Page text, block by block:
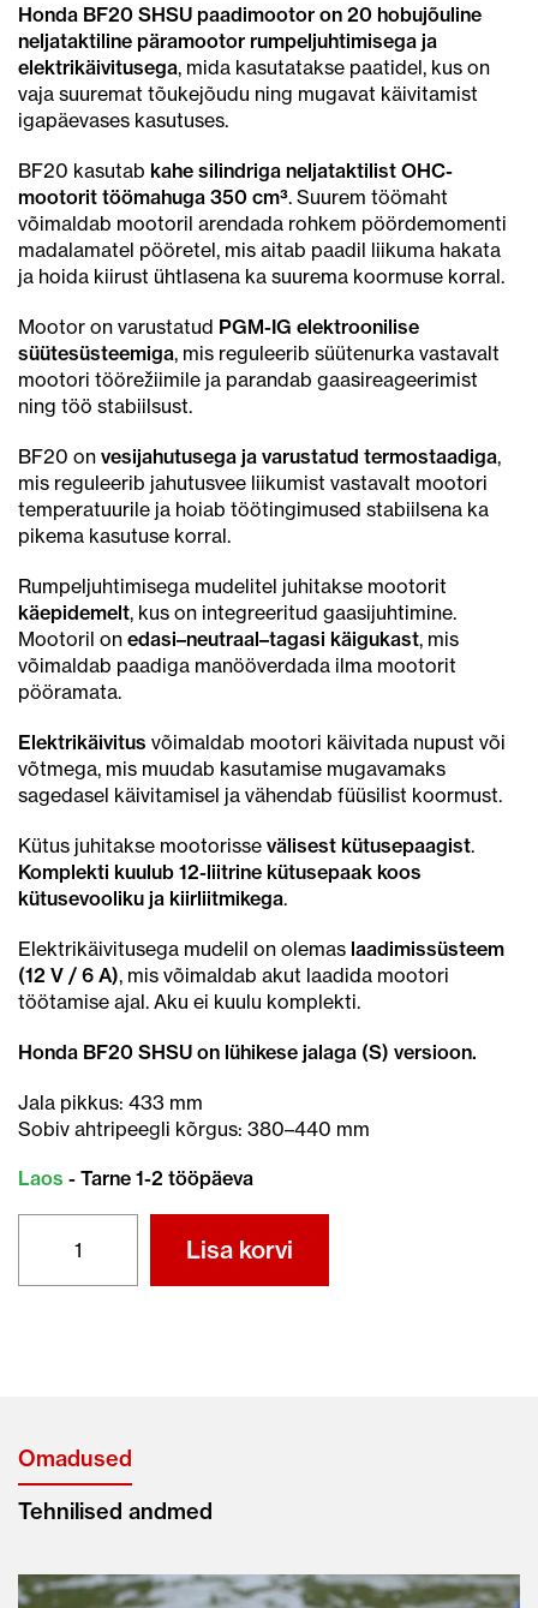
Honda BF20 SHSU paadimootor on 20 hobujõuline
neljataktiline päramootor rumpeljuhtimisega ja
elektrikäivitusega, mida kasutatakse paatidel, kus on
vaja suuremat tõukejõudu ning mugavat käivitamist
igapäevases kasutuses.
BF20 kasutab kahe silindriga neljataktilist OHC-
mootorit töömahuga 350 cm³. Suurem töömaht
võimaldab mootoril arendada rohkem pöördemomenti
madalamatel pööretel, mis aitab paadil liikuma hakata
ja hoida kiirust ühtlasena ka suurema koormuse korral.
Mootor on varustatud PGM-IG elektroonilise
süütesüsteemiga, mis reguleerib süütenurka vastavalt
mootori töörežiimile ja parandab gaasireageerimist
ning töö stabiilsust.
BF20 on vesijahutusega ja varustatud termostaadiga,
mis reguleerib jahutusvee liikumist vastavalt mootori
temperatuurile ja hoiab töötingimused stabiilsena ka
pikema kasutuse korral.
Rumpeljuhtimisega mudelitel juhitakse mootorit
käepidemelt, kus on integreeritud gaasijuhtimine.
Mootoril on edasi–neutraal–tagasi käigukast, mis
võimaldab paadiga manööverdada ilma mootorit
pööramata.
Elektrikäivitus võimaldab mootori käivitada nupust või
võtmega, mis muudab kasutamise mugavamaks
sagedasel käivitamisel ja vähendab füüsilist koormust.
Kütus juhitakse mootorisse välisest kütusepaagist.
Komplekti kuulub 12-liitrine kütusepaak koos
kütusevooliku ja kiirliitmikega.
Elektrikäivitusega mudelil on olemas laadimissüsteem
(12 V / 6 A), mis võimaldab akut laadida mootori
töötamise ajal. Aku ei kuulu komplekti.
Honda BF20 SHSU on lühikese jalaga (S) versioon.
Jala pikkus: 433 mm
Sobiv ahtripeegli kõrgus: 380–440 mm
Laos - Tarne 1-2 tööpäeva
Lisa korvi
Omadused
Tehnilised andmed